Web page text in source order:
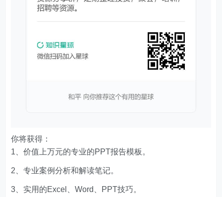
你将获得：
1、价值上万元的专业的PPT报告模板。
2、专业案例分析和解读笔记。
3、实用的Excel、Word、PPT技巧。